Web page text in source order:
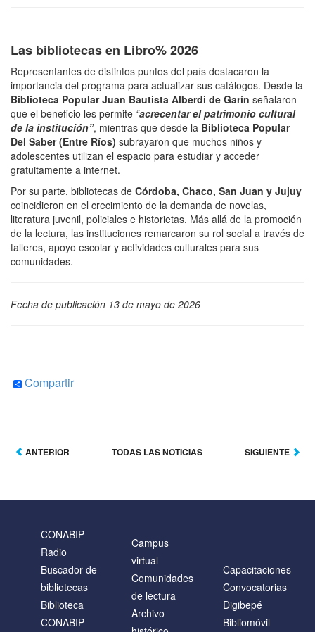
Las bibliotecas en Libro% 2026
Representantes de distintos puntos del país destacaron la
importancia del programa para actualizar sus catálogos. Desde la
Biblioteca Popular Juan Bautista Alberdi de Garín señalaron
que el beneficio les permite “acrecentar el patrimonio cultural
de la institución”, mientras que desde la Biblioteca Popular
Del Saber (Entre Ríos) subrayaron que muchos niños y
adolescentes utilizan el espacio para estudiar y acceder
gratuitamente a internet.
Por su parte, bibliotecas de Córdoba, Chaco, San Juan y Jujuy
coincidieron en el crecimiento de la demanda de novelas,
literatura juvenil, policiales e historietas. Más allá de la promoción
de la lectura, las instituciones remarcaron su rol social a través de
talleres, apoyo escolar y actividades culturales para sus
comunidades.
Fecha de publicación 13 de mayo de 2026
Compartir
ANTERIOR TODAS LAS NOTICIAS SIGUIENTE
CONABIP
Radio
Buscador de
bibliotecas
Biblioteca
CONABIP
Campus
virtual
Comunidades
de lectura
Archivo
Capacitaciones
Convocatorias
Digibepé
Bibliomóvil